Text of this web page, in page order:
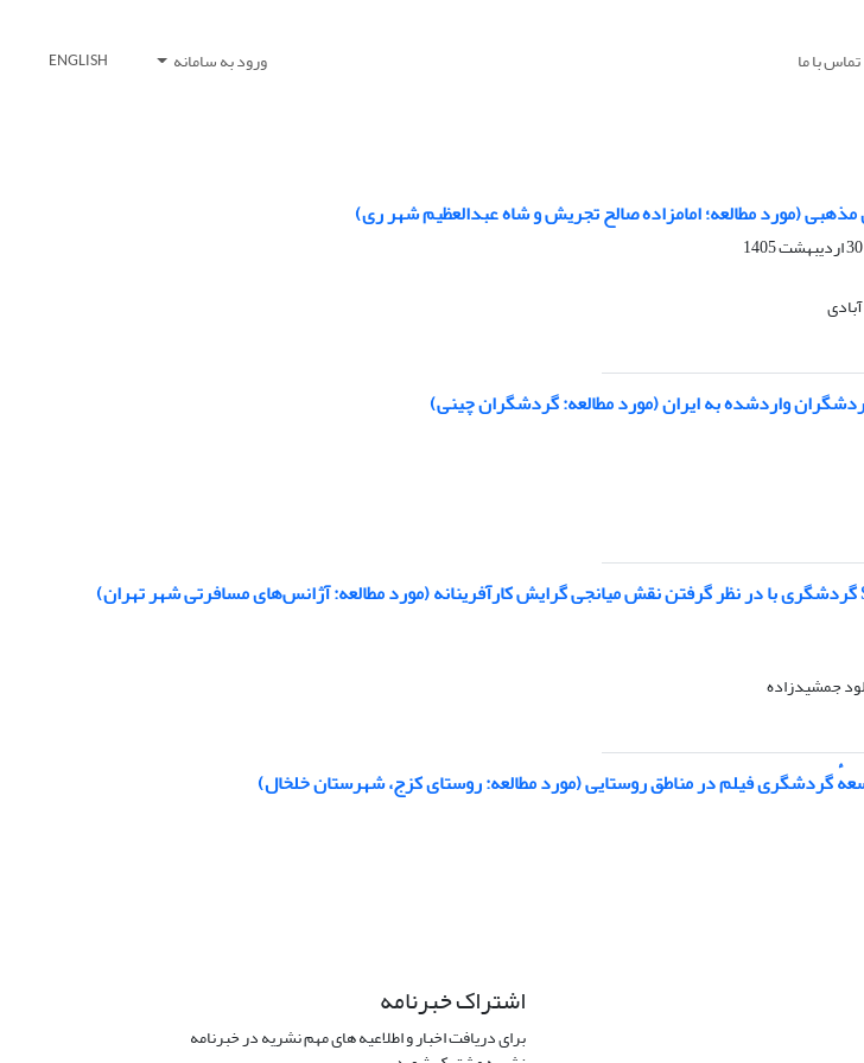
تماس با ما ورود به سامانه ENGLISH
(مورد مطالعه؛ امامزاده صالح تجریش و شاه عبدالعظیم شهر ری)
30 اردیبهشت 1405
واردشده به ایران(مورد مطالعه: گردشگران چینی)
جمشیدزاده
گردشگری فیلم در مناطق روستایی (مورد مطالعه: روستای کزج، شهرستان خلخال)
اشتراک خبرنامه
برای دریافت اخبار و اطلاعیه های مهم نشریه در خبرنامه